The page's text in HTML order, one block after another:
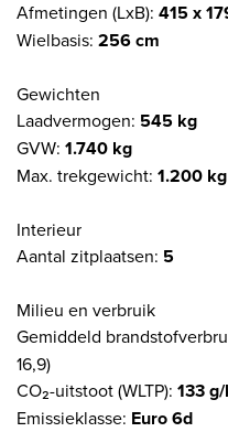
Afmetingen (LxB): 415 x
Wielbasis: 256 cm
Gewichten
Laadvermogen: 545 kg
GVW: 1.740 kg
Max. trekgewicht: 1.200 kg
Interieur
Aantal zitplaatsen: 5
Milieu en verbruik
Gemiddeld
16,9)
CO₂-uitstoot (WLTP): 133
Emissieklasse: Euro 6d